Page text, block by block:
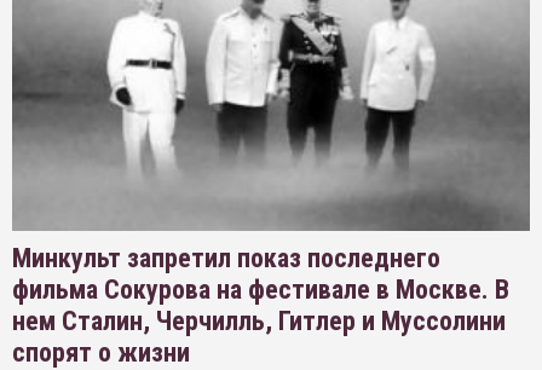
Минкульт запретил показ последнего
фильма Сокурова на фестивале в Москве. В
нем Сталин, Черчилль, Гитлер и Муссолини
спорят о жизни